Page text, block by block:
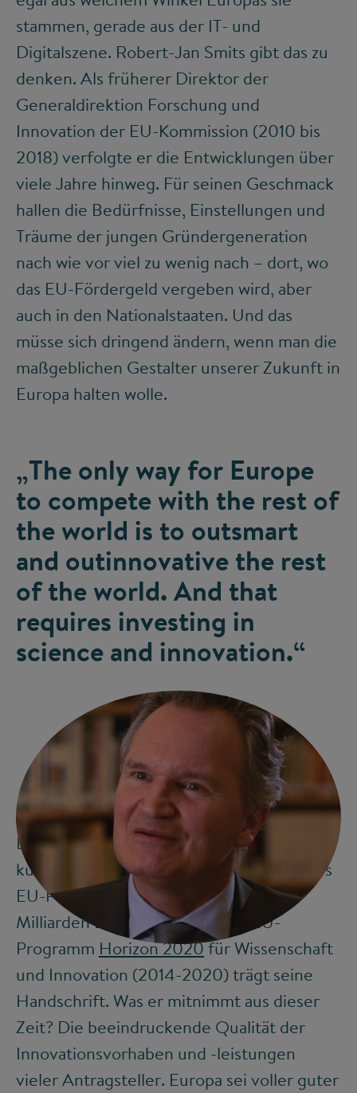
stammen, gerade aus der IT- und
Digitalszene. Robert-Jan Smits gibt das zu
denken. Als früherer Direktor der
Generaldirektion Forschung und
Innovation der EU-Kommission (2010 bis
2018) verfolgte er die Entwicklungen über
viele Jahre hinweg. Für seinen Geschmack
hallen die Bedürfnisse, Einstellungen und
Träume der jungen Gründergeneration
nach wie vor viel zu wenig nach – dort, wo
das EU-Fördergeld vergeben wird, aber
auch in den Nationalstaaten. Und das
müsse sich dringend ändern, wenn man die
maßgeblichen Gestalter unserer Zukunft in
Europa halten wolle.
„The only way for Europe
to compete with the rest of
the world is to outsmart
and outinnovative the rest
of the world. And that
requires investing in
science and innovation.“
Dabei ist Robert-Jan Smits selbst bis vor
kurzem ein einflussreicher Gestalter eines
EU-Programms gewesen: Das mit 80
Milliarden Euro ausgestatteten EU-
Programm Horizon 2020für Wissenschaft
und Innovation (2014-2020) trägt seine
Handschrift. Was er mitnimmt aus dieser
Zeit? Die beeindruckende Qualität der
Innovationsvorhaben und -leistungen
vieler Antragsteller. Europa sei voller guter